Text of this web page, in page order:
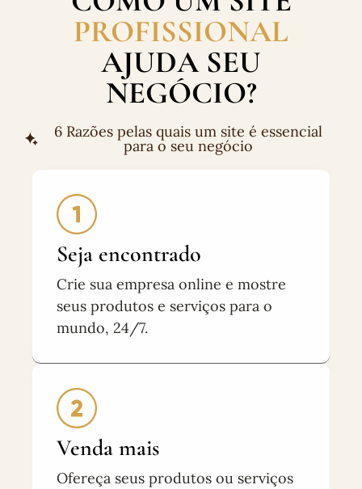
PROFISSIONAL
AJUDA SEU
NEGÓCIO?
6 Razões pelas quais um site é essencial
para o seu negócio
Seja encontrado
Crie sua empresa online e mostre
seus produtos e serviços para o
mundo, 24/7.
Venda mais
Ofereça seus produtos ou serviços